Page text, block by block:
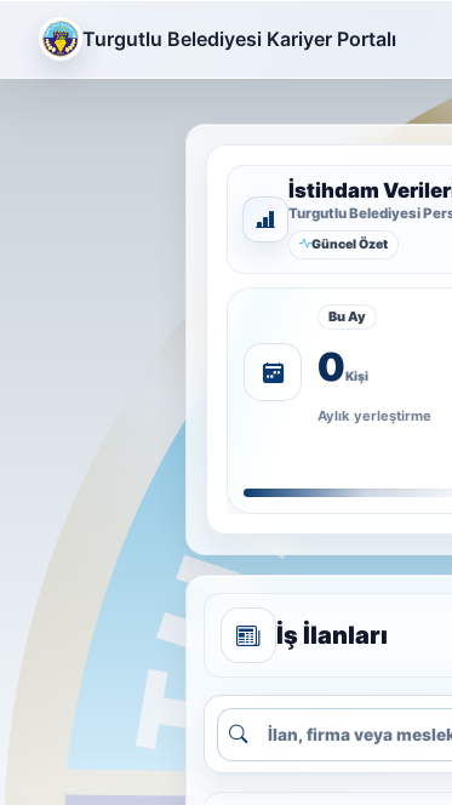
Turgutlu Belediyesi Kariyer Portalı
İstihdam
Turgutlu Belediyesi
Güncel Özet
Bu Ay
0Kişi
Aylık yerleştirme
İş İlanları